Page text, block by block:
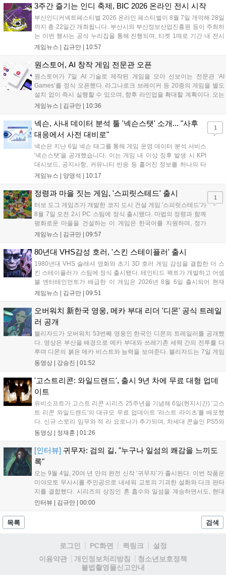
들어왔다. 서비스 중인...
3주간 즐기는 인디 축제, BIC 2026 온라인 전시 시작
부산인디커넥트페스티벌 2026 온라인 페스티벌이 8월 7일 개막해 28일
까지 총 22일간 개최됩니다. 부산시와 부산정보산업진흥원 등이 주최하
는 이번 행사는 공식 누리집을 통해 진행되며, 티켓 1매로 기간 내 전시
작을 제한 없이 체험할 수 있습니다. 일반 및 루키 부문 등 다양한 인디게
세계 누구나 참여 가능한 이번 행사는 역대 최대 규모로 열려 인디게임
생태계 확장에 기여할 전망입니다....
게임뉴스 | 김규만 10:57
원스토어, AI 창작 게임 전문관 오픈
원스토어가 7일 AI 기술로 제작된 게임을 모아 선보이는 전문관 ‘AI
Games’를 정식 오픈했다. 라그나로크 브레이커 등 20종의 게임을 별도
설치 없이 즉시 실행할 수 있으며, 향후 라인업을 확대할 계획이다. 오는
11일부터는 게임 실행 시 할인 쿠폰을 지급하는 오픈 기념 이벤트도 진
있는 환경을 조성해 창작자와 이용자 모두에게 새로운 경험을 제공할 것
으로 기대된다....
게임뉴스 | 김규만 10:36
넥슨, 사내 데이터 분석 툴 '넥슨스탯' 소개... "사후
대응에서 사전 대비로"
넥슨은 지난 6일 넥슨 태그를 통해 게임 운영 데이터 분석 서비스
'넥슨스탯'을 공개했습니다. 이는 게임 내 이상 징후 발생 시 KPI
대시보드, 공지사항, 커뮤니티 반응 등 흩어진 정보를 하나의 타
임라인에 연결해 원인을 빠르게 파악하도록 돕는 관제 허브입니
중심의 운영 방식을 사전 대비 체계로 전환하며 데이터 기반의 효
율적인 의사결정을 지원하고 있습니다....
게임뉴스 | 양영석 10:17
1
정령과 마을 짓는 게임, '스피릿스테드' 출시
터보 도그 게임즈가 개발한 코지 도시 건설 게임 '스피릿스테드'가
8월 7일 오전 2시 PC 스팀에 정식 출시됐다. 마법의 정령과 함께
평화로운 마을을 건설하는 이 게임은 한국어를 지원하며, 정가
10,700원에서 10% 할인된 9,630원에 판매된다. 플레이어는 어
고 정령을 활용해 공동체를 성장시킬 수 있다. 따뜻한 손그림 그
래픽이 특징이며, 부담 없이 즐길 수 있는 힐링 게임으로 기대를
모으고 있다....
게임뉴스 | 김규만 09:57
1
80년대 VHS감성 호러, '스킨 스테이플러' 출시
1980년대 VHS 슬래셔 영화와 초기 3D 호러 게임 감성을 결합한 더 스
킨 스테이플러가 스팀에 정식 출시됐다. 테인티드 팩트가 개발하고 어셈
블 엔터테인먼트가 배급한 이 게임은 2026년 8월 6일 출시되어 현재
15,000원에 판매 중이다. 캐리언 시티를 배경으로 연쇄살인 사건을 추적
통해 밀도 높은 공포를 선사한다....
게임뉴스 | 김규만 09:51
오버워치 新한국 영웅, 메카 부대 리더 '디몬' 공식 트레일
러 공개
블리자드가 오버워치 53번째 영웅인 한국인 디몬의 트레일러를 공개했
다. 영상은 부산을 배경으로 메카 부대와 쓰레기촌 세력 간의 전투를 다
루며 디몬의 붉은 메카 비스트와 능력을 보여준다. 블리자드는 7일 게임
플레이 영상 공개를 시작으로 10일 시즌4 트레일러를 선보이며, 11일 시
론의 대립이 본격화될 전망이다....
동영상 | 강승진 01:52
'고스트리콘: 와일드랜드', 출시 9년 차에 무료 대형 업데
이트
유비소프트가 고스트 리콘 시리즈 25주년을 기념해 6일(현지시간) '고스
트 리콘 와일드랜드'의 대규모 무료 업데이트 '라스트 라이츠'를 배포했
다. 신규 스토리 임무와 적 라 요로나가 추가되며, 차세대 콘솔인 PS5와
Xbox Series X|S에서 4K 60FPS를 지원한다. 또한 편의성 개선과 함께
리를 제공한다....
동영상 | 정재훈 01:26
[인터뷰] 귀무자: 검의 길, "누구나 일섬의 쾌감을 느끼도
록"
오는 9월 4일, 20여 년 만의 완전 신작 ‘귀무자’가 출시된다. 이번 작품은
미야모토 무사시를 주인공으로 내세워 교토의 기괴한 설화와 다크 판타
지를 결합했다. 시리즈의 상징인 혼 흡수와 일섬을 계승하면서도, 현대
적인 검극 액션과 '무너뜨리기 일섬'을 더해 전투의 깊이를 더했다. 개발
하고자 했으며, 실제 검술 전문가의 모션 캡처를 통해 리얼리티를 극대
화했다. 세계관을 새롭게 재구성한 이번 신작은 기존 시리즈와 설정은
시리즈 팬과 신규 이용자 모두에게 새로운 재미를 선사할 예정이다....
인터뷰 | 김규만 00:00
목록 검색
로그인 PC화면 퀵링크
설정
이용약관
개인정보처리방침
청소년보호정책
불법촬영물신고안내